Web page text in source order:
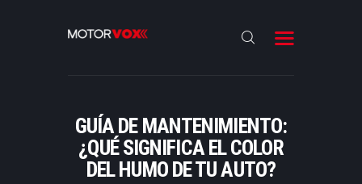
GUÍA DE MANTENIMIENTO:
¿QUÉ SIGNIFICA EL COLOR
DEL HUMO DE TU AUTO?
REVIEWS
LANZAMIENTOS
ESPECIALES